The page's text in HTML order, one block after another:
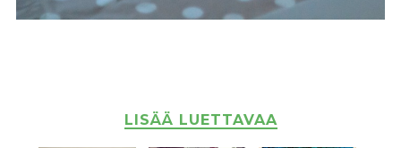
LISÄÄ LUETTAVAA